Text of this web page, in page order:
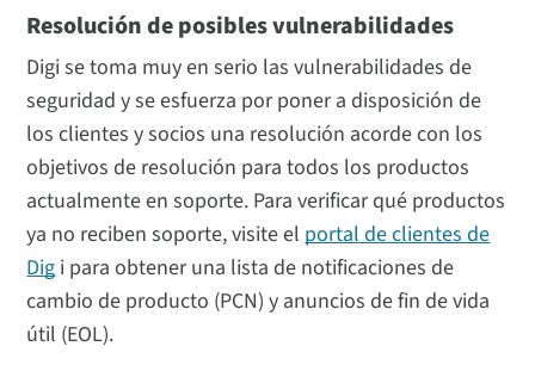
Resolución de posibles vulnerabilidades
Digi se toma muy en serio las vulnerabilidades de
seguridad y se esfuerza por poner a disposición de
los clientes y socios una resolución acorde con los
objetivos de resolución para todos los productos
actualmente en soporte. Para verificar qué productos
ya no reciben soporte, visite elportal de clientes de
Digi para obtener una lista de notificaciones de
cambio de producto (PCN) y anuncios de fin de vida
útil (EOL).